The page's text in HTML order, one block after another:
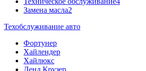
Замена масла2
Техобслуживание авто
Фортунер
Хайлендер
Хайлюкс
Ленд Крузер